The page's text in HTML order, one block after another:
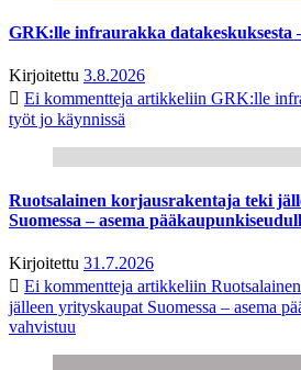
GRK:lle infraurakka datakeskuksesta
Kirjoitettu 3.8.2026
Ei kommentteja artikkeliin GRK:lle
työt jo käynnissä
Ruotsalainen korjausrakentaja teki
Suomessa – asema
Kirjoitettu 31.7.2026
Ei kommentteja artikkeliin
jälleen yrityskaupat Suomessa – asema
vahvistuu